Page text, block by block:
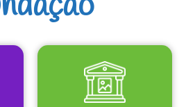
EQUIPAMENTOS
CULTURAIS